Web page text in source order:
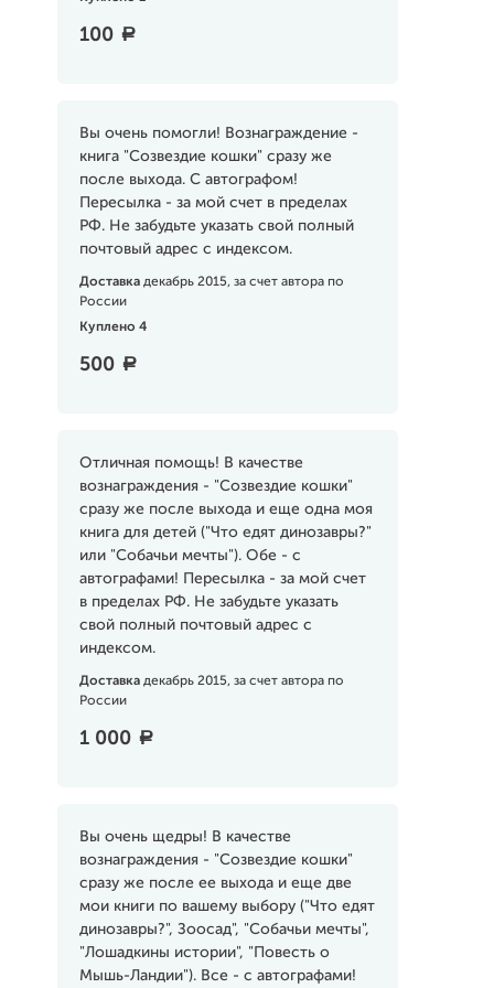
100 a
Вы очень помогли! Вознаграждение -
книга "Созвездие кошки" сразу же
после выхода. С автографом!
Пересылка - за мой счет в пределах
РФ. Не забудьте указать свой полный
почтовый адрес с индексом.
Доставка декабрь 2015, за счет автора по
России
Куплено 4
500 a
Отличная помощь! В качестве
вознаграждения - "Созвездие кошки"
сразу же после выхода и еще одна моя
книга для детей ("Что едят динозавры?"
или "Собачьи мечты"). Обе - с
автографами! Пересылка - за мой счет
в пределах РФ. Не забудьте указать
свой полный почтовый адрес с
индексом.
Доставка декабрь 2015, за счет автора по
России
1 000 a
Вы очень щедры! В качестве
вознаграждения - "Созвездие кошки"
сразу же после ее выхода и еще две
мои книги по вашему выбору ("Что едят
динозавры?", Зоосад", "Собачьи мечты",
"Лошадкины истории", "Повесть о
Мышь-Ландии"). Все - с автографами!